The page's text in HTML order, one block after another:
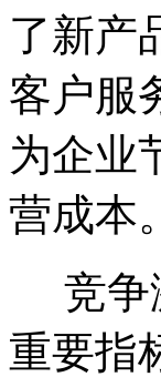
了新产
客户服
为企业
营成本。
竞争
重要指